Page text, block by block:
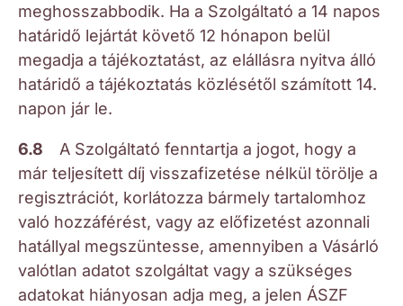
meghosszabbodik. Ha a Szolgáltató a 14 napos
határidő lejártát követő 12 hónapon belül
megadja a tájékoztatást, az elállásra nyitva álló
határidő a tájékoztatás közlésétől számított 14.
napon jár le.
6.8 A Szolgáltató fenntartja a jogot, hogy a
már teljesített díj visszafizetése nélkül törölje a
regisztrációt, korlátozza bármely tartalomhoz
való hozzáférést, vagy az előfizetést azonnali
hatállyal megszüntesse, amennyiben a Vásárló
valótlan adatot szolgáltat vagy a szükséges
adatokat hiányosan adja meg, a jelen ÁSZF